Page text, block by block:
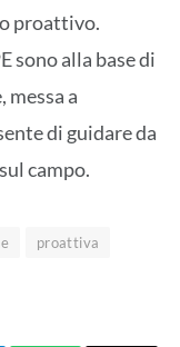
proattivo.
sono alla base di
messa a
di guidare da
campo.
proattiva